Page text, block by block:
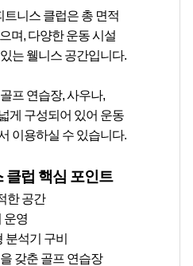
니스 클럽은 총 면적
며, 다양한 운동 시설
는 웰니스 공간입니다.
프 연습장, 사우나,
게 구성되어 있어 운동
이용하실 수 있습니다.
클럽 핵심 포인트
한 공간
운영
분석기 구비
갖춘 골프 연습장